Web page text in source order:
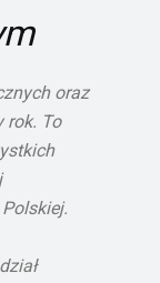
oraz
rok. To